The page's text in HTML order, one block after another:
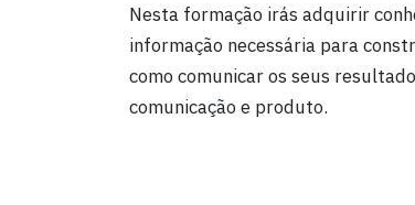
Nesta formação irás adquirir
informação necessária para
como comunicar os seus
comunicação e produto.